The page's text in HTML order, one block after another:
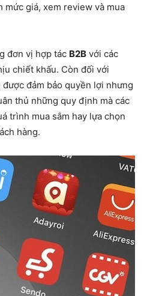
mức giá, xem review và mua
đơn vị hợp tác B2B với các
chiết khấu. Còn đối với
đảm bảo quyền lợi nhưng
thủ những quy định mà các
trình mua sắm hay lựa chọn
hàng.